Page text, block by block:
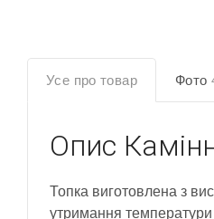
Усе про товар Фото
Опис
Топка виготовлена з
утримання